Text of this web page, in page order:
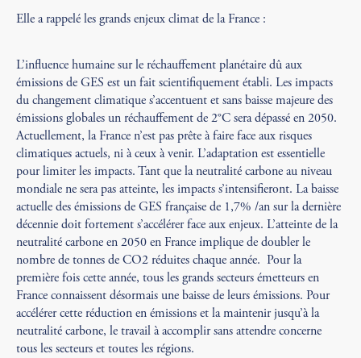
Elle a rappelé les grands enjeux climatde la France :
L’influence humaine sur le réchauffement planétaire dû aux
émissions de GES est un fait scientifiquement établi. Les impacts
du changement climatique s’accentuent et sans baisse majeure des
émissions globales un réchauffement de 2°C sera dépassé en 2050.
Actuellement, la France n’est pas prête à faire face aux risques
climatiques actuels, ni à ceux à venir. L’adaptation est essentielle
pour limiter les impacts. Tant que la neutralité carbone au niveau
mondiale ne sera pas atteinte, les impacts s’intensifieront. La baisse
actuelle des émissions de GES française de 1,7% /an sur la dernière
décennie doit fortement s’accélérer face aux enjeux. L’atteinte de la
neutralité carbone en 2050 en France implique de doubler le
nombre de tonnes de CO2 réduites chaque année. Pour la
première fois cette année, tous les grands secteurs émetteurs en
France connaissent désormais une baisse de leurs émissions. Pour
accélérer cette réduction en émissions et la maintenir jusqu’à la
neutralité carbone, le travail à accomplir sans attendre concerne
tous les secteurs et toutes les régions.